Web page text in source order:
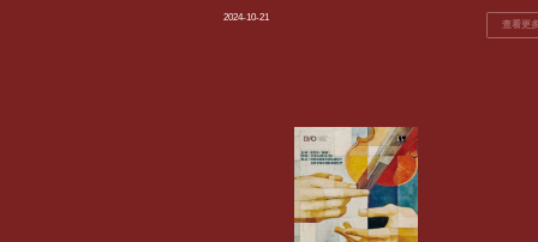
2024-10-21
查看更